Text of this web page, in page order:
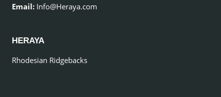
Email: Info@Heraya.com
HERAYA
Rhodesian Ridgebacks